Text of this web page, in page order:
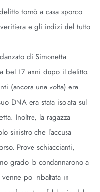
tornò a casa sporco
e gli indizi del tutto
di Simonetta.
bel 17 anni dopo il delitto.
(ancora una volta) era
DNA era stata isolata sul
Inoltre, la ragazza
sinistro che l’accusa
Prove schiaccianti,
grado lo condannarono a
poi ribaltata in